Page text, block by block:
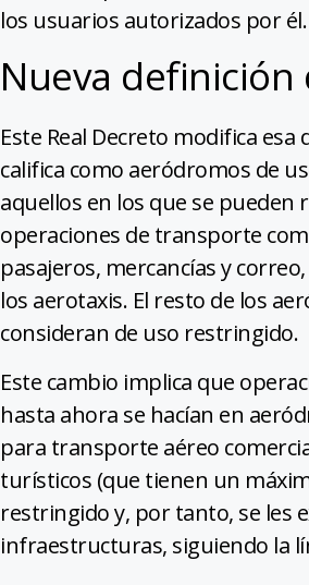
los usuarios autorizados por él.
Nueva
Este Real Decreto modifica esa
califica como aeródromos de
aquellos en los que se pueden
operaciones de transporte
pasajeros, mercancías y
los aerotaxis. El resto de los
consideran de uso restringido.
Este cambio implica que
hasta ahora se hacían en
para transporte aéreo
turísticos (que tienen un
restringido y, por tanto, se les
infraestructuras, siguiendo la